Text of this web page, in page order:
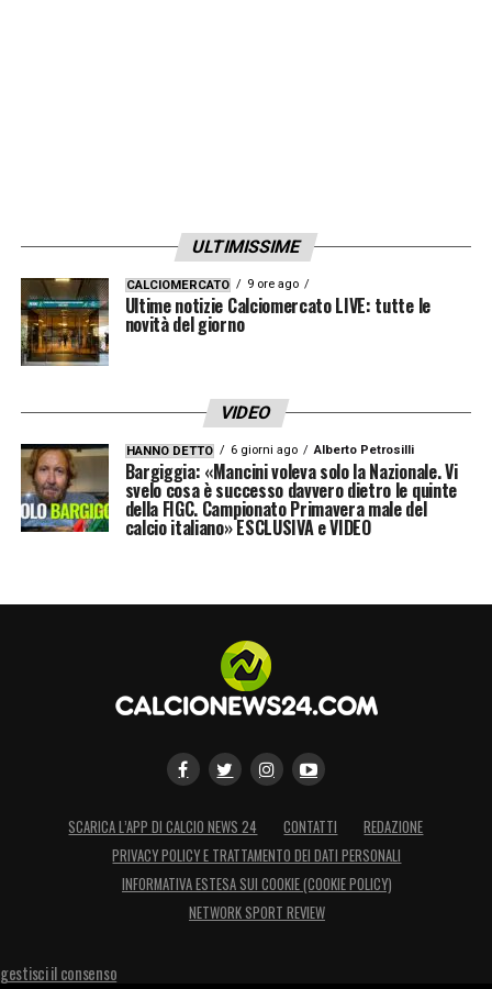
ULTIMISSIME
CALCIOMERCATO 9 ore ago
Ultime notizie Calciomercato LIVE: tutte le
novità del giorno
VIDEO
HANNO DETTO 6 giorni ago Alberto Petrosilli
Bargiggia: «Mancini voleva solo la Nazionale. Vi
svelo cosa è successo davvero dietro le quinte
della FIGC. Campionato Primavera male del
calcio italiano» ESCLUSIVA e VIDEO
SCARICA L’APP DI CALCIO NEWS 24 CONTATTI
REDAZIONE
PRIVACY POLICY E TRATTAMENTO DEI DATI PERSONALI
INFORMATIVA ESTESA SUI COOKIE (COOKIE POLICY)
NETWORK SPORT REVIEW
gestisci il consenso